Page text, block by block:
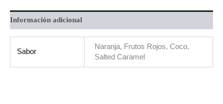
Información adicional
Sabor
Naranja, Frutos Rojos, Coco,
Salted Caramel